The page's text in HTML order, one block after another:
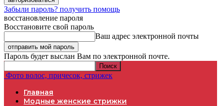
Забыли пароль? получить помощь
восстановление пароля
Восстановите свой пароль
Ваш адрес электронной почты
Пароль будет выслан Вам по электронной почте.
Фото волос, причесок, стрижек
Главная
Модные женские стрижки